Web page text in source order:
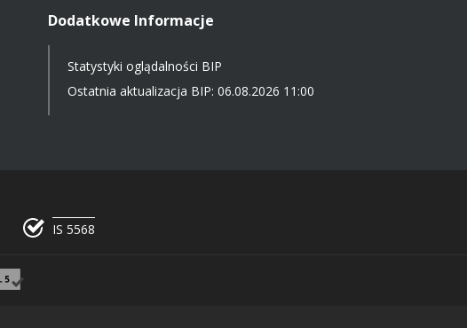
Dodatkowe Informacje
Statystyki oglądalności BIP
Ostatnia aktualizacja BIP: 06.08.2026 11:00
IS 5568